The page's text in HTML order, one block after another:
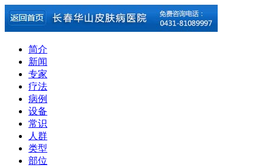
简介
新闻
专家
疗法
病例
设备
常识
人群
类型
部位